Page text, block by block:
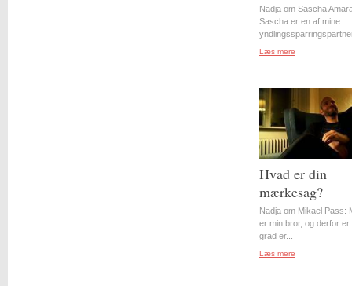
Nadja om Sascha
Sascha er en af mine
Læs mere
Hvad er din
mærkesag?
Nadja om Mikael Pass:
er min bror, og derfor er
grad er...
Læs mere